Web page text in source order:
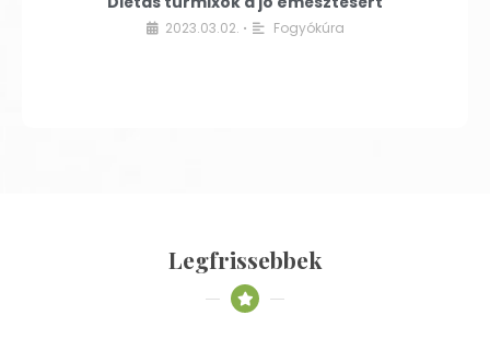
2023.03.02. • Fogyókúra
Legfrissebbek